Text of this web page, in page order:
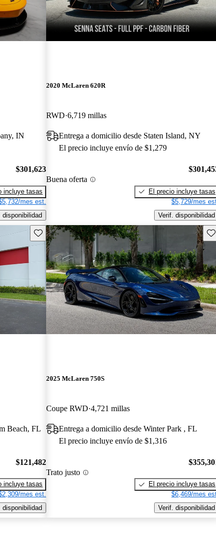
IN
$301,623
incluye tasas
mes est.
disponibilidad
2020 McLaren 620R
RWD 6,719 millas
Entrega a domicilio desde Staten Island, NY
El precio incluye envío de $1,279
Buena oferta
El precio incluye tasas
$5,729/mes
Verif. disponibilidad
Guarda este Aviso
Beach, FL
$121,482
incluye tasas
mes est.
disponibilidad
2025 McLaren 750S
Coupe RWD 4,721 millas
Entrega a domicilio desde Winter Park , FL
El precio incluye envío de $1,316
Trato justo
El precio incluye tasas
$6,469/mes
Verif. disponibilidad